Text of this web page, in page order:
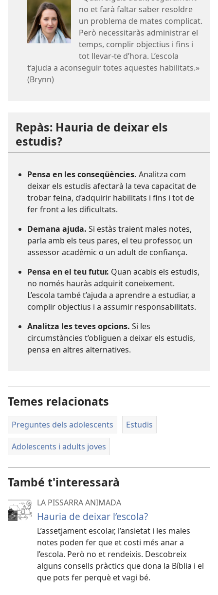
no et farà faltar saber resoldre
un problema de mates complicat.
Però necessitaràs administrar el
temps, complir objectius i fins i
tot llevar-te d’hora. L’escola
t’ajuda a aconseguir totes aquestes habilitats.»
(Brynn)
Repàs: Hauria de deixar els
estudis?
Pensa en les conseqüències. Analitza com
deixar els estudis afectarà la teva capacitat de
trobar feina, d’adquirir habilitats i fins i tot de
fer front a les dificultats.
Demana ajuda. Si estàs traient males notes,
parla amb els teus pares, el teu professor, un
assessor acadèmic o un adult de confiança.
Pensa en el teu futur. Quan acabis els estudis,
no només hauràs adquirit coneixement.
L’escola també t’ajuda a aprendre a estudiar, a
complir objectius i a assumir responsabilitats.
Analitza les teves opcions. Si les
circumstàncies t’obliguen a deixar els estudis,
pensa en altres alternatives.
Temes relacionats
Preguntes dels adolescents Estudis
Adolescents i adults joves
També t'interessarà
LA PISSARRA ANIMADA
Hauria de deixar l’escola?
L’assetjament escolar, l’ansietat i les males
notes poden fer que et costi més anar a
l’escola. Però no et rendeixis. Descobreix
alguns consells pràctics que dona la Bíblia i el
que pots fer perquè et vagi bé.